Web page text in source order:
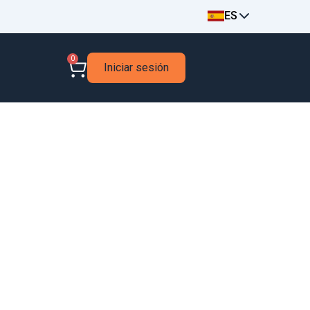
ES
0
Iniciar sesión